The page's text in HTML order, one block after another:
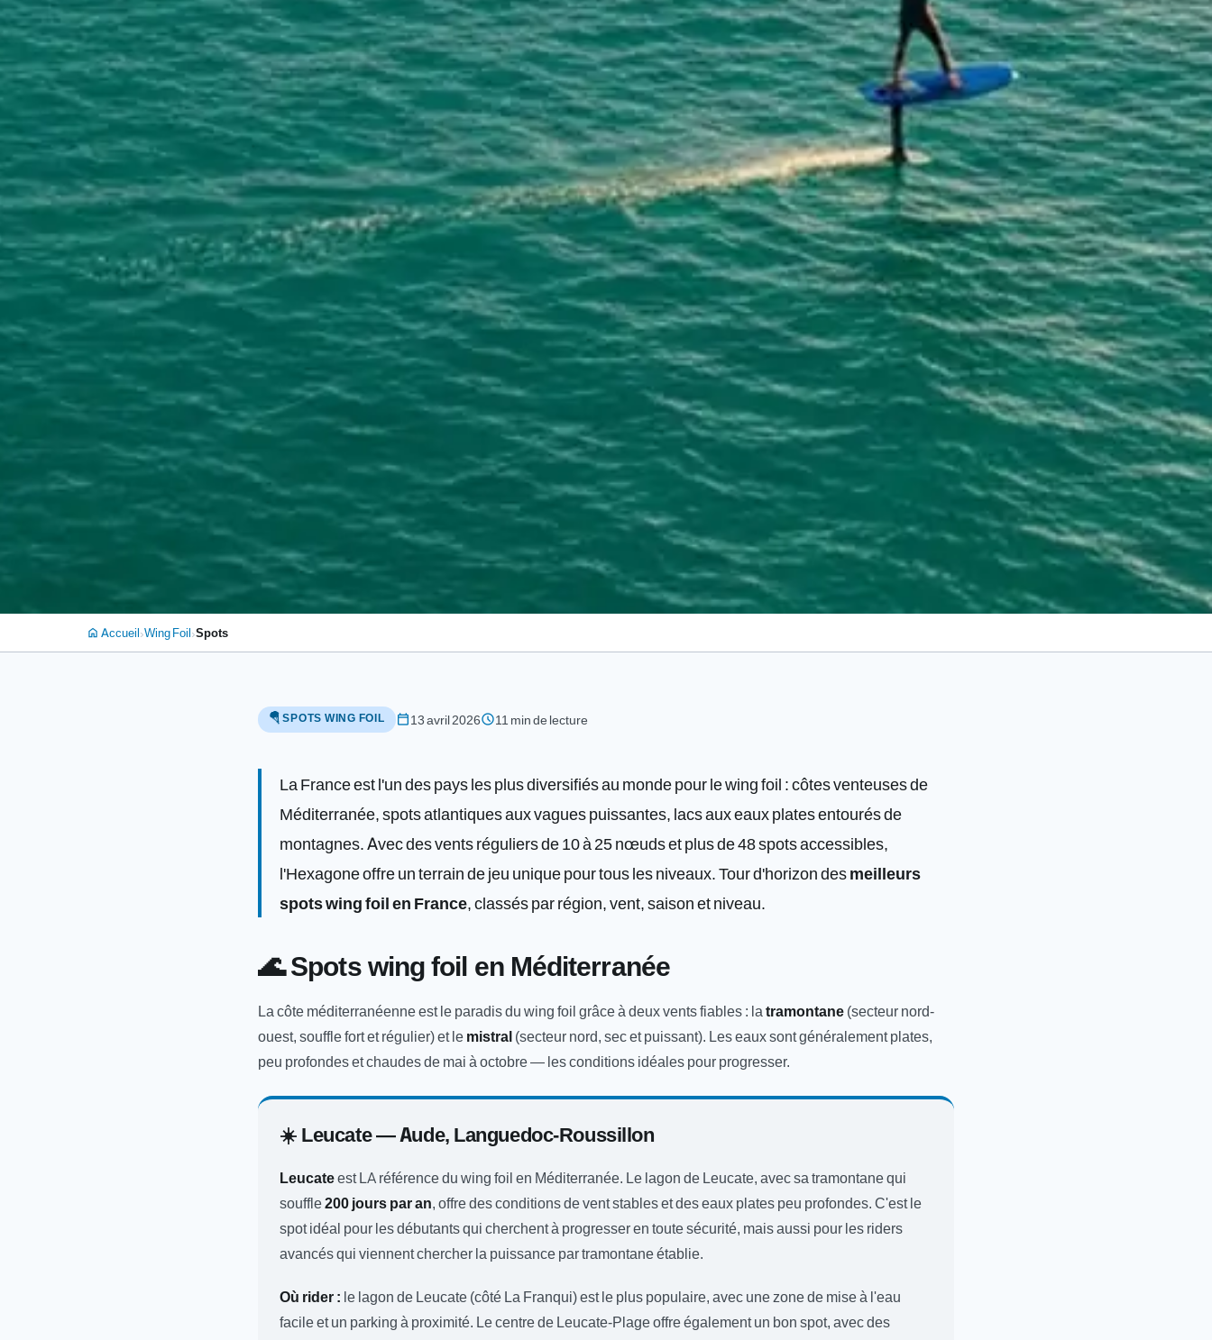
home Accueil›Wing Foil›Spots
🪂 SPOTS WING FOIL calendar_today13 avril 2026schedule11 min de lecture
La France est l'un des pays les plus diversifiés au monde pour le wing foil : côtes venteuses de
Méditerranée, spots atlantiques aux vagues puissantes, lacs aux eaux plates entourés de
montagnes. Avec des vents réguliers de 10 à 25 nœuds et plus de 48 spots accessibles,
l'Hexagone offre un terrain de jeu unique pour tous les niveaux. Tour d'horizon desmeilleurs
spots wing foil en France , classés par région, vent, saison et niveau.
🌊 Spots wing foil en Méditerranée
La côte méditerranéenne est le paradis du wing foil grâce à deux vents fiables : latramontane(secteur nord-
ouest, souffle fort et régulier) et lemistral(secteur nord, sec et puissant). Les eaux sont généralement plates,
peu profondes et chaudes de mai à octobre — les conditions idéales pour progresser.
☀️ Leucate — Aude, Languedoc-Roussillon
Leucateest LA référence du wing foil en Méditerranée. Le lagon de Leucate, avec sa tramontane qui
souffle200 jours par an, offre des conditions de vent stables et des eaux plates peu profondes. C'est le
spot idéal pour les débutants qui cherchent à progresser en toute sécurité, mais aussi pour les riders
avancés qui viennent chercher la puissance par tramontane établie.
Où rider : le lagon de Leucate (côté La Franqui) est le plus populaire, avec une zone de mise à l'eau
facile et un parking à proximité. Le centre de Leucate-Plage offre également un bon spot, avec des